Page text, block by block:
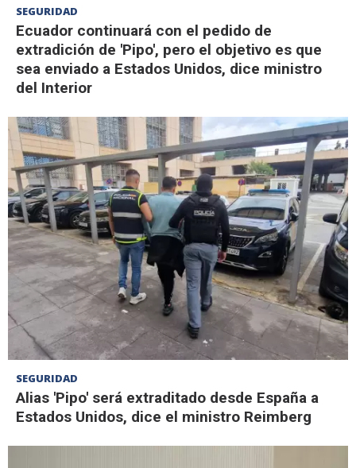
SEGURIDAD
Ecuador continuará con el pedido de
extradición de 'Pipo', pero el objetivo es que
sea enviado a Estados Unidos, dice ministro
del Interior
SEGURIDAD
Alias 'Pipo' será extraditado desde España a
Estados Unidos, dice el ministro Reimberg